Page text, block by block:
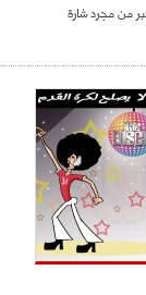
من مجرد شارة